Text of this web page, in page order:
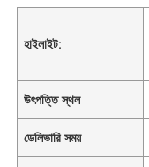
হাইলাইট:
উৎপত্তি স্থল
ডেলিভারি সময়